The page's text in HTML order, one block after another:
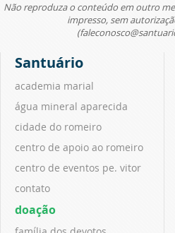
Não reproduza o conteúdo em outro
impresso, sem
Santuário
academia marial
água mineral aparecida
cidade do romeiro
centro de apoio ao romeiro
centro de eventos pe. vitor
contato
doação